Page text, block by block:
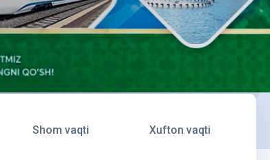
Shom vaqti Xufton vaqti